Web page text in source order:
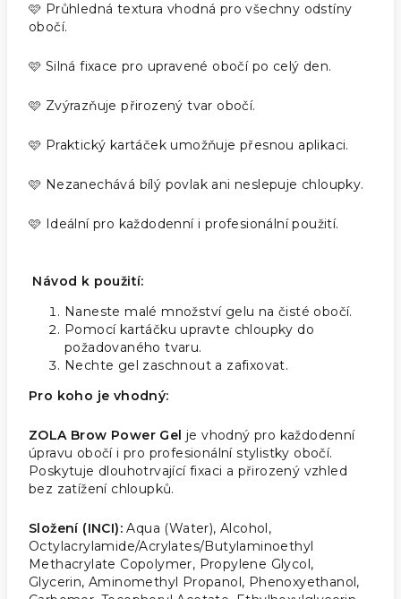
🩷 Průhledná textura vhodná pro všechny odstíny
obočí.
🩷 Silná fixace pro upravené obočí po celý den.
🩷 Zvýrazňuje přirozený tvar obočí.
🩷 Praktický kartáček umožňuje přesnou aplikaci.
🩷 Nezanechává bílý povlak ani neslepuje chloupky.
🩷 Ideální pro každodenní i profesionální použití.
Návod k použití:
Naneste malé množství gelu na čisté obočí.
Pomocí kartáčku upravte chloupky do
požadovaného tvaru.
Nechte gel zaschnout a zafixovat.
Pro koho je vhodný:
ZOLA Brow Power Gel je vhodný pro každodenní
úpravu obočí i pro profesionální stylistky obočí.
Poskytuje dlouhotrvající fixaci a přirozený vzhled
bez zatížení chloupků.
Složení (INCI):Aqua (Water), Alcohol,
Octylacrylamide/Acrylates/Butylaminoethyl
Methacrylate Copolymer, Propylene Glycol,
Glycerin, Aminomethyl Propanol, Phenoxyethanol,